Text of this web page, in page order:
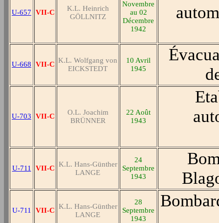
U-657 VII-C
K.L. Heinrich
GÖLLNITZ
Novembre
au 02
Décembre
1942
U-668 VII-C K.L. Wolfgang von
EICKSTEDT
10 Avril
1945
U-703 VII-C
O.L. Joachim
BRÜNNER
22 Août
1943
U-711 VII-C K.L. Hans-Günther
LANGE
24
Septembre
1943
U-711 VII-C K.L. Hans-Günther
LANGE
28
Septembre
1943